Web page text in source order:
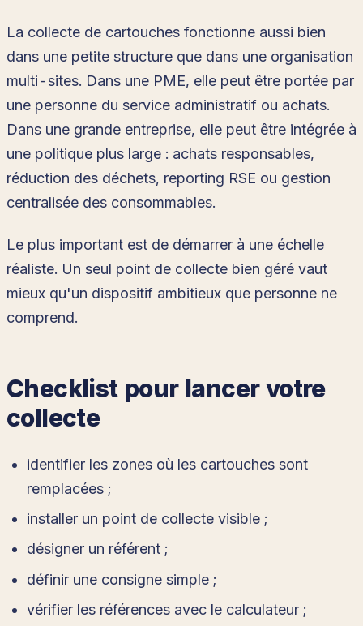
La collecte de cartouches fonctionne aussi bien
dans une petite structure que dans une organisation
multi-sites. Dans une PME, elle peut être portée par
une personne du service administratif ou achats.
Dans une grande entreprise, elle peut être intégrée à
une politique plus large : achats responsables,
réduction des déchets, reporting RSE ou gestion
centralisée des consommables.
Le plus important est de démarrer à une échelle
réaliste. Un seul point de collecte bien géré vaut
mieux qu'un dispositif ambitieux que personne ne
comprend.
Checklist pour lancer votre
collecte
identifier les zones où les cartouches sont
remplacées ;
installer un point de collecte visible ;
désigner un référent ;
définir une consigne simple ;
vérifier les références avec le calculateur ;